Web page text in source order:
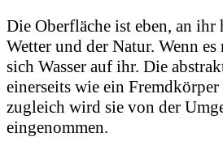
Die Oberfläche ist eben, an ihr
Wetter und der Natur. Wenn es
sich Wasser auf ihr. Die
einerseits wie ein
zugleich wird sie von der
eingenommen.